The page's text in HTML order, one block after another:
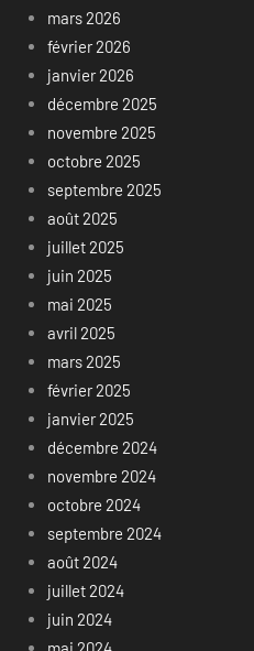
mars 2026
février 2026
janvier 2026
décembre 2025
novembre 2025
octobre 2025
septembre 2025
août 2025
juillet 2025
juin 2025
mai 2025
avril 2025
mars 2025
février 2025
janvier 2025
décembre 2024
novembre 2024
octobre 2024
septembre 2024
août 2024
juillet 2024
juin 2024